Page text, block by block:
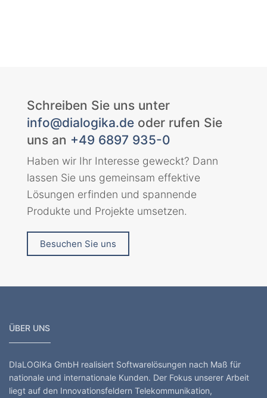
Schreiben Sie uns unter
info@dialogika.de oder rufen Sie
uns an +49 6897 935-0
Haben wir Ihr Interesse geweckt? Dann
lassen Sie uns gemeinsam effektive
Lösungen erfinden und spannende
Produkte und Projekte umsetzen.
Besuchen Sie uns
ÜBER UNS
DIaLOGIKa GmbH realisiert Softwarelösungen nach Maß für
nationale und internationale Kunden. Der Fokus unserer Arbeit
liegt auf den Innovationsfeldern Telekommunikation,